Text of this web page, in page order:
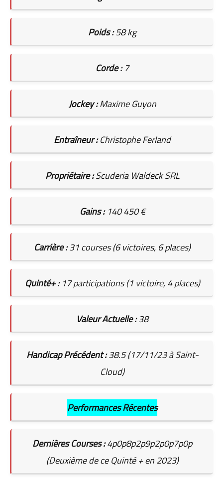
Poids :58 kg
Corde :7
Jockey :Maxime Guyon
Entraîneur :Christophe Ferland
Propriétaire :Scuderia Waldeck SRL
Gains :140 450 €
Carrière :31 courses (6 victoires, 6 places)
Quinté+ :17 participations (1 victoire, 4 places)
Valeur Actuelle :38
Handicap Précédent :38.5 (17/11/23 à Saint-
Cloud)
Performances Récentes
Dernières Courses :4p0p8p2p9p2p0p7p0p
(Deuxième de ce Quinté + en 2023)